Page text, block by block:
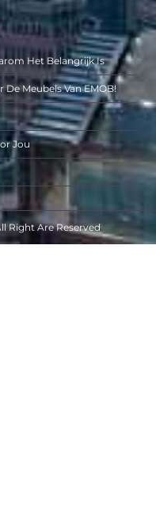
Het Belangrijk Is
Meubels Van EMOB!
Jou
Right Are Reserved